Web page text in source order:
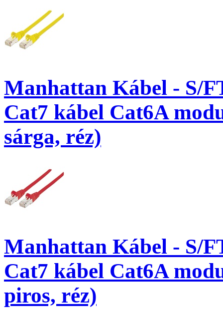
Manhattan Kábel - S/
Cat7 kábel Cat6A
sárga, réz)
Manhattan Kábel - S/
Cat7 kábel Cat6A
piros, réz)